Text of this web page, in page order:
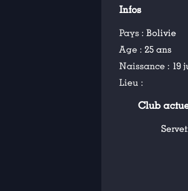
Infos
Pays : Bolivie
Age : 25 ans
Naissance : 19
Lieu :
Club